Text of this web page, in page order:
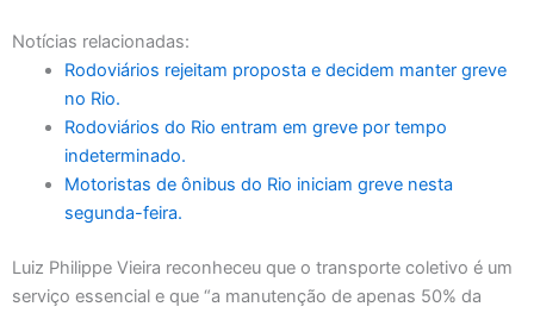
Notícias relacionadas:
Rodoviários rejeitam proposta e decidem manter greve
no Rio.
Rodoviários do Rio entram em greve por tempo
indeterminado.
Motoristas de ônibus do Rio iniciam greve nesta
segunda-feira.
Luiz Philippe Vieira reconheceu que o transporte coletivo é um
serviço essencial e que “a manutenção de apenas 50% da